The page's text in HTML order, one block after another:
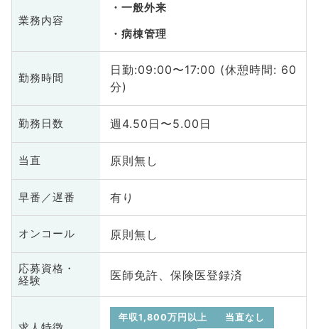
業務内容
一般外来
病棟管理
勤務時間
日勤:09:00〜17:00 (休憩時間: 60
分)
勤務日数 週4.50日〜5.00日
当直 原則無し
早番／遅番 有り
オンコール 原則無し
応募資格・
経験
医師免許、保険医登録済
年収1,800万円以上
当直なし